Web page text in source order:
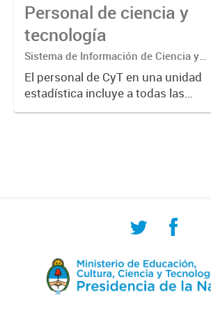
Personal de ciencia y
tecnología
Sistema de Información de Ciencia y
Tecnología Argentino (SICYTAR)
El personal de CyT en una unidad
estadística incluye a todas las
personas involucradas